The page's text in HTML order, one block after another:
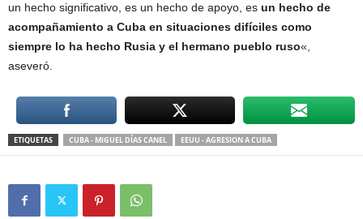
un hecho significativo, es un hecho de apoyo, es un hecho de
acompañamiento a Cuba en situaciones difíciles como
siempre lo ha hecho Rusia y el hermano pueblo ruso«,
aseveró.
ETIQUETAS CUBA - MIGUEL DÍAS CANEL EEUU - AGRESION A CUBA